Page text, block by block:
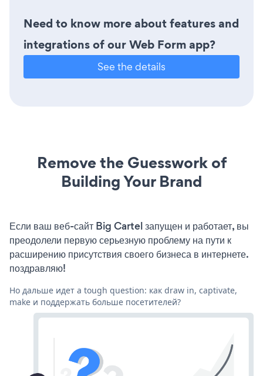
Need to know more about features and
integrations of our Web Form app?
See the details
Remove the Guesswork of
Building Your Brand
Если ваш веб-сайт Big Cartel запущен и работает, вы
преодолели первую серьезную проблему на пути к
расширению присутствия своего бизнеса в интернете.
поздравляю!
Но дальше идет a tough question: как draw in, captivate,
make и поддержать больше посетителей?